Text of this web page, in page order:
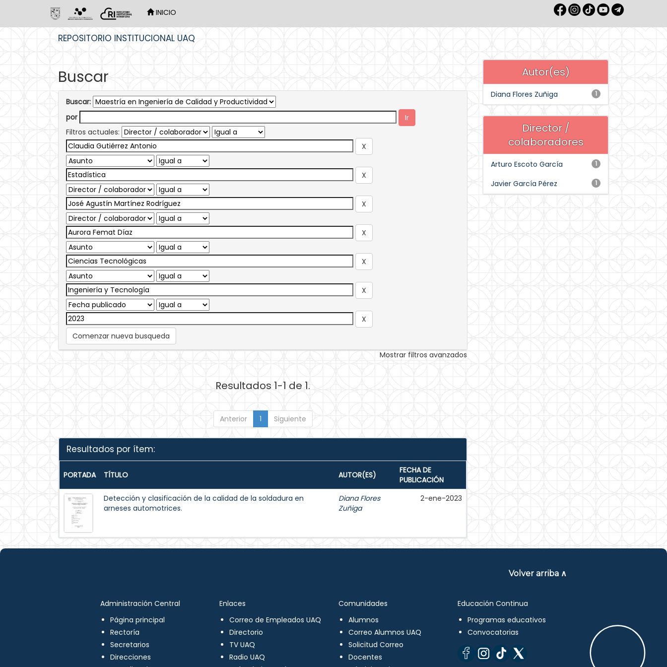
INICIO
REPOSITORIO INSTITUCIONAL UAQ
Buscar
Buscar:
por
Filtros actuales:
Comenzar nueva busqueda
Mostrar filtros avanzados
Resultados 1-1 de 1.
Anterior 1 Siguiente
Resultados por ítem:
PORTADA TÍTULO AUTOR(ES)
FECHA DE
PUBLICACIÓN
Detección y clasificación de la calidad de la soldadura en
arneses automotrices.
Diana Flores
Zuñiga
2-ene-2023
Autor(es)
1
Diana Flores Zuñiga
Director /
colaboradores
1
Arturo Escoto García
1
Javier García Pérez
Volver arriba ∧
Administración Central
Página principal
Rectoría
Secretarios
Direcciones
Enlaces
Correo de Empleados UAQ
Directorio
TV UAQ
Radio UAQ
Comunidades
Alumnos
Correo Alumnos UAQ
Solicitud Correo
Docentes
Educación Continua
Programas educativos
Convocatorias